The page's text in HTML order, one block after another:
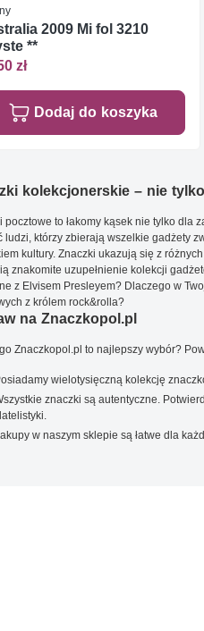
2009 Mi fol 3210
**
zł
Dodaj do koszyka
kolekcjonerskie – nie
pocztowe to łakomy kąsek nie tylko dla
ludzi, którzy zbierają wszelkie gadżety
kultury. Znaczki ukazują się z
znakomite uzupełnienie kolekcji
z Elvisem Presleyem? Dlaczego w
z królem rock&rolla?
na Znaczkopol.pl
Znaczkopol.pl to najlepszy wybór?
wielotysięczną kolekcję
znaczki są autentyczne.
w naszym sklepie są łatwe dla